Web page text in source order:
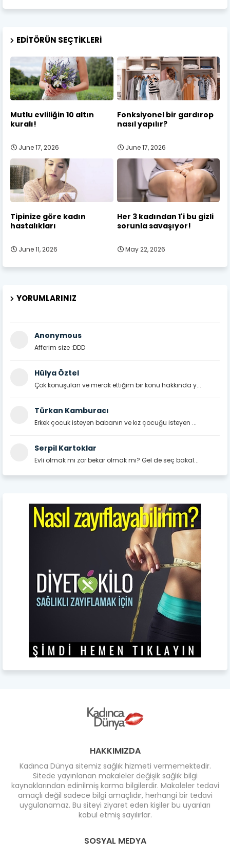
EDITÖRÜN SEÇTIKLERI
Mutlu evliliğin 10 altın
kuralı!
June 17, 2026
Fonksiyonel bir gardırop
nasıl yapılır?
June 17, 2026
Tipinize göre kadın
hastalıkları
June 11, 2026
Her 3 kadından 1'i bu gizli
sorunla savaşıyor!
May 22, 2026
YORUMLARINIZ
Anonymous
Afferim size :DDD
Hülya Öztel
Çok konuşulan ve merak ettiğim bir konu hakkında y...
Türkan Kamburacı
Erkek çocuk isteyen babanın ve kız çocuğu isteyen ...
Serpil Kartoklar
Evli olmak mı zor bekar olmak mı? Gel de seç bakal...
HAKKIMIZDA
Kadınca Dünya sitemiz sağlık hizmeti vermemektedir.
Sitede yayınlanan makaleler değişik sağlık bilgi
kaynaklarından edinilmiş karma bilgilerdir. Makaleler tedavi
amaçlı değil sadece bilgi amaçlıdır, herhangi bir tedavi
uygulanamaz. Bu siteyi ziyaret eden kişiler bu uyarıları
kabul etmiş sayılırlar.
SOSYAL MEDYA